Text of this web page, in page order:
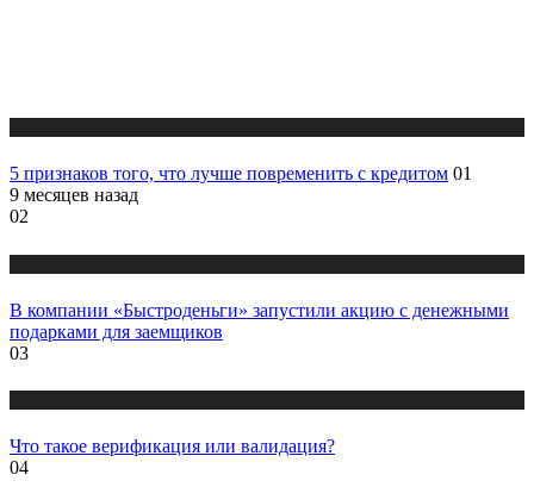
5 признаков того, что лучше повременить с кредитом 01
9 месяцев назад
02
В компании «Быстроденьги» запустили акцию с денежными
подарками для заемщиков
03
Что такое верификация или валидация?
04